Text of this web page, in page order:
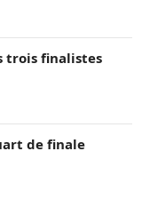
trois finalistes
de finale